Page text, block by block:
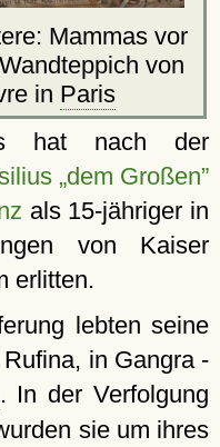
Mammas vor
von
in Paris
hat nach der
dem Großen
als 15-jähriger in
von Kaiser
erlitten.
lebten seine
in Gangra -
. In der Verfolgung
sie um ihres